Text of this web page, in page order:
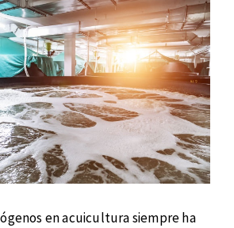
en acuicultura siempre ha